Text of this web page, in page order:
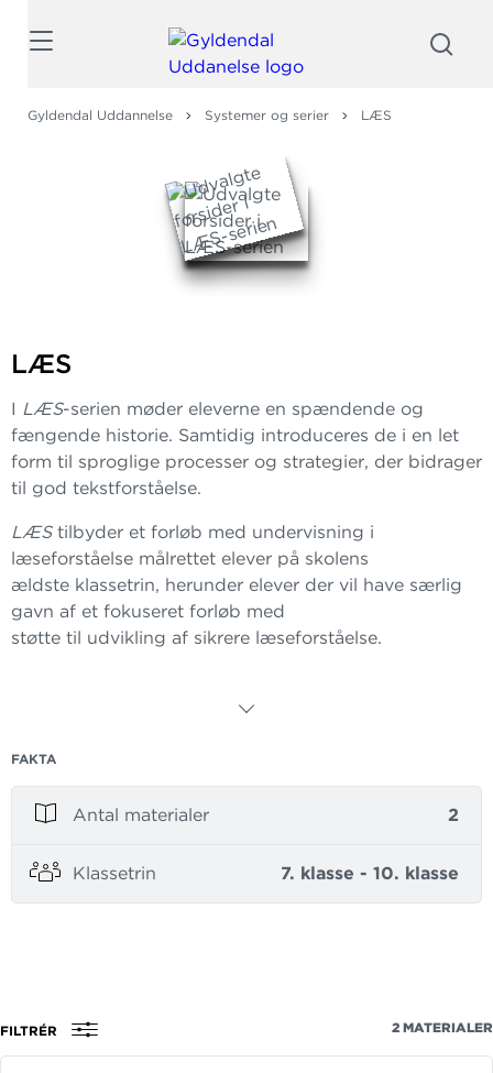
Gyldendal Uddannelse Systemer og serier LÆS
LÆS
I LÆS-serien møder eleverne en spændende og
fængende historie. Samtidig introduceres de i en let
form til sproglige processer og strategier, der bidrager
til god tekstforståelse.
LÆS tilbyder et forløb med undervisning i
læseforståelse målrettet elever på skolens
ældste klassetrin, herunder elever der vil have særlig
gavn af et fokuseret forløb med
støtte til udvikling af sikrere læseforståelse.
er skrevet af Marie Østergaard
forfatter og har bl.a. skrevet noveller og
spændingsromaner til unge.
LÆS . Hanne er cand. mag.
i audiologopædi og ph.d. med en afhandling om
llæseforståelse. Hun er desuden forfatter til flere
FAKTA
Antal materialer 2
Klassetrin 7. klasse - 10. klasse
FILTRÉR 2 MATERIALER